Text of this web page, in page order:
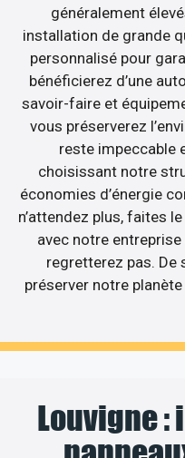
généralement
installation de grande
personnalisé pour
bénéficierez d’une
savoir-faire et
vous préserverez
reste impeccable
choisissant notre
économies d’énergie
n’attendez plus, faites
avec notre
regretterez pas. De
préserver notre
Louvigne